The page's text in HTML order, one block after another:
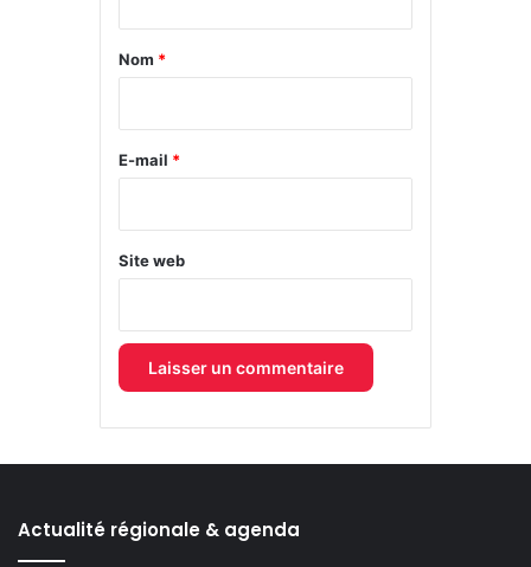
a
e
Nom *
E-mail *
Site web
Actualité régionale & agenda